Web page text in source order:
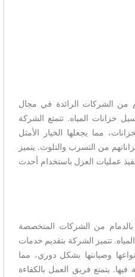
من الشركات الرائدة في مجال
خزانات المياه. تتمتع الشركة
مما يجعلها الخيار الأمثل
من التسرب والتلوث. يتميز
عمليات العزل باستخدام أحدث
من الشركات المتخصصة
تتميز الشركة بتقديم خدمات
وصيانتها بشكل دوري، مما
يتمتع فريق العمل بالكفاءة